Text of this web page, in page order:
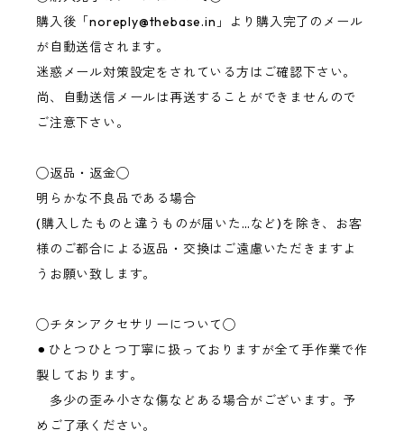
購入後「noreply@thebase.in 」より購入完了のメール
が自動送信されます。
迷惑メール対策設定をされている方はご確認下さい。
尚、自動送信メールは再送することができませんので
ご注意下さい。
◯返品・返金◯
明らかな不良品である場合
(購入したものと違うものが届いた…など)を除き、お客
様のご都合による返品・交換はご遠慮いただきますよ
うお願い致します。
◯チタンアクセサリーについて◯
⚫︎ひとつひとつ丁寧に扱っておりますが全て手作業で作
製しております。
多少の歪み小さな傷などある場合がございます。予
めご了承ください。